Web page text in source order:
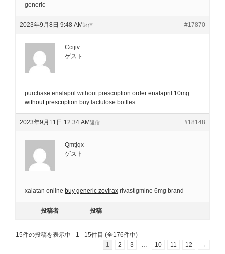
generic
2023年9月8日 9:48 AM #17870
返信
Ccijiv
ゲスト
purchase enalapril without prescription order enalapril 10mg
without prescription buy lactulose bottles
2023年9月11日 12:34 AM #18148
返信
Qmtjqx
ゲスト
xalatan online buy generic zovirax rivastigmine 6mg brand
投稿者 投稿
15件の投稿を表示中 - 1 - 15件目 (全176件中)
1
2 3 10 11 12 →